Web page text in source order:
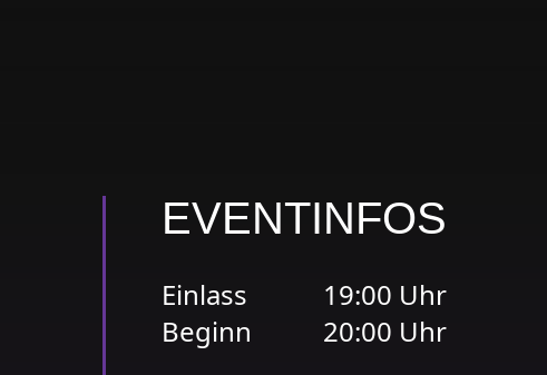
EVENTINFOS
Einlass
19:00 Uhr
Beginn
20:00 Uhr